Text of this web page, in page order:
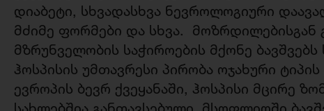
დიაბეტი, სხვადასხვა ნევროლოგიური
მძიმე ფორმები და სხვა. მოზრდილებისგან
მზრუნველობის საჭიროების მქონე
ჰოსპისის უმთავრესი პირობა ოჯახური
ევროპის ბევრ ქვეყანაში, ჰოსპისი მცირე